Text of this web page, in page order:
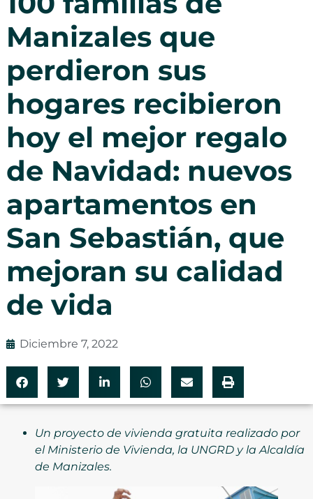
Manizales que
perdieron sus
hogares recibieron
hoy el mejor regalo
de Navidad: nuevos
apartamentos en
San Sebastián, que
mejoran su calidad
de vida
Diciembre 7, 2022
Un proyecto de vivienda gratuita realizado por
el Ministerio de Vivienda, la UNGRD y la Alcaldía
de Manizales.